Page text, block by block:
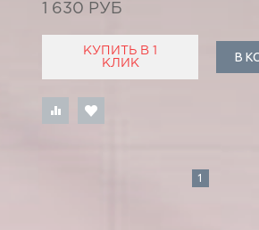
1 630 РУБ
КУПИТЬ В 1
КЛИК
В
1